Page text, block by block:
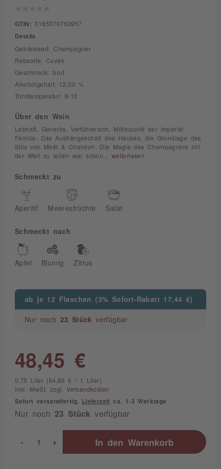
GTIN: 3185370763957
Details
Getränkeart: Champagner
Rebsorte: Cuvée
Geschmack: brut
Alkoholgehalt: 12,00 %
Trinktemperatur: 8-10
Über den Wein
Lebhaft, Generös, Verführerisch. Mittelpunkt der Impérial
Familie. Das Aushängeschild des Hauses, die Grundlage des
Stils von Moët & Chandon. Die Magie des Champagners mit
der Welt zu teilen war schon... weiterlesen
Schmeckt zu
Aperitif Meeresfrüchte Salat
Schmeckt nach
Apfel Blumig Zitrus
ab je 12 Flaschen (3% Sofort-Rabatt 17,44 €)
Nur noch 23 Stück verfügbar
48,45 €
0.75 Liter (64,60 € / 1 Liter)
inkl. MwSt. zzgl. Versandkosten
Sofort versandfertig, Lieferzeit ca. 1-3 Werktage
Nur noch 23 Stück verfügbar
+
- In den Warenkorb